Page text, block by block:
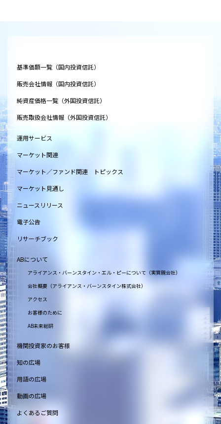
基準価額一覧（国内投資信託）
販売会社情報（国内投資信託）
純資産価格一覧（外国投資信託）
販売取扱会社情報（外国投資信託）
運用サービス
マーケット関連
マーケット／ファンド関連 トピックス
マーケット見通し
ニュースリリース
電子公告
リサーチブック
ABについて
アライアンス・バーンスタイン・エル・ピーについて（実質親会社）
会社概要（アライアンス・バーンスタイン株式会社）
アクセス
お客様のために
AB未来総研
機関投資家のお客様
知の広場
用語の広場
動画の広場
よくあるご質問